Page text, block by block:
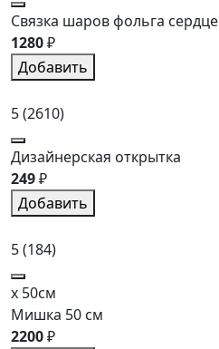
Связка шаров фольга сердце
1280₽
Добавить
5(2610)
Дизайнерская открытка
249₽
Добавить
5(184)
x 50см
Мишка 50 см
2200₽